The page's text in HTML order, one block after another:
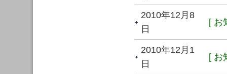
2010年12月8
日
[ お
2010年12月1
日
[ お